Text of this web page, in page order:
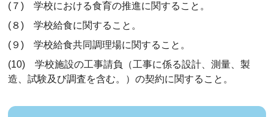
(７) 学校における食育の推進に関すること。
(８) 学校給食に関すること。
(９) 学校給食共同調理場に関すること。
(10) 学校施設の工事請負（工事に係る設計、測量、製
造、試験及び調査を含む。）の契約に関すること。